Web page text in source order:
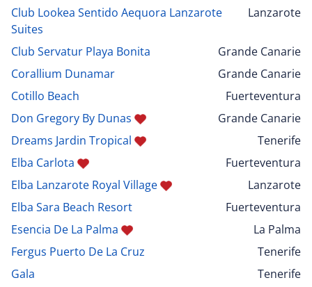
Club Lookea Sentido Aequora Lanzarote
Suites
Lanzarote
Club Servatur Playa Bonita
Grande Canarie
Corallium Dunamar
Grande Canarie
Cotillo Beach
Fuerteventura
Don Gregory By Dunas
Grande Canarie
Dreams Jardin Tropical
Tenerife
Elba Carlota
Fuerteventura
Elba Lanzarote Royal Village
Lanzarote
Elba Sara Beach Resort
Fuerteventura
Esencia De La Palma
La Palma
Fergus Puerto De La Cruz
Tenerife
Gala
Tenerife